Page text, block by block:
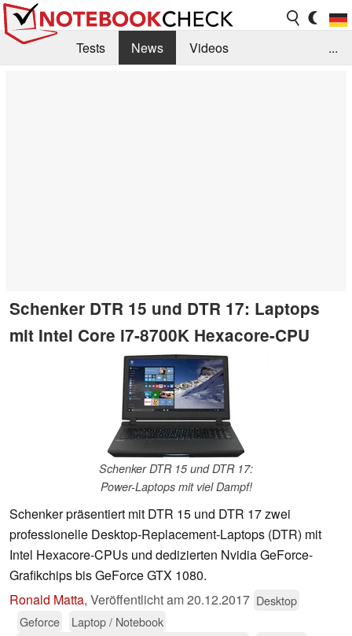
Tests News
Videos
...
Schenker DTR 15 und DTR 17: Laptops
mit Intel Core i7-8700K Hexacore-CPU
Schenker DTR 15 und DTR 17:
Power-Laptops mit viel Dampf!
Schenker präsentiert mit DTR 15 und DTR 17 zwei
professionelle Desktop-Replacement-Laptops (DTR) mit
Intel Hexacore-CPUs und dedizierten Nvidia GeForce-
Grafikchips bis GeForce GTX 1080.
Ronald Matta, Veröffentlicht am20.12.2017 Desktop
Geforce
Laptop / Notebook